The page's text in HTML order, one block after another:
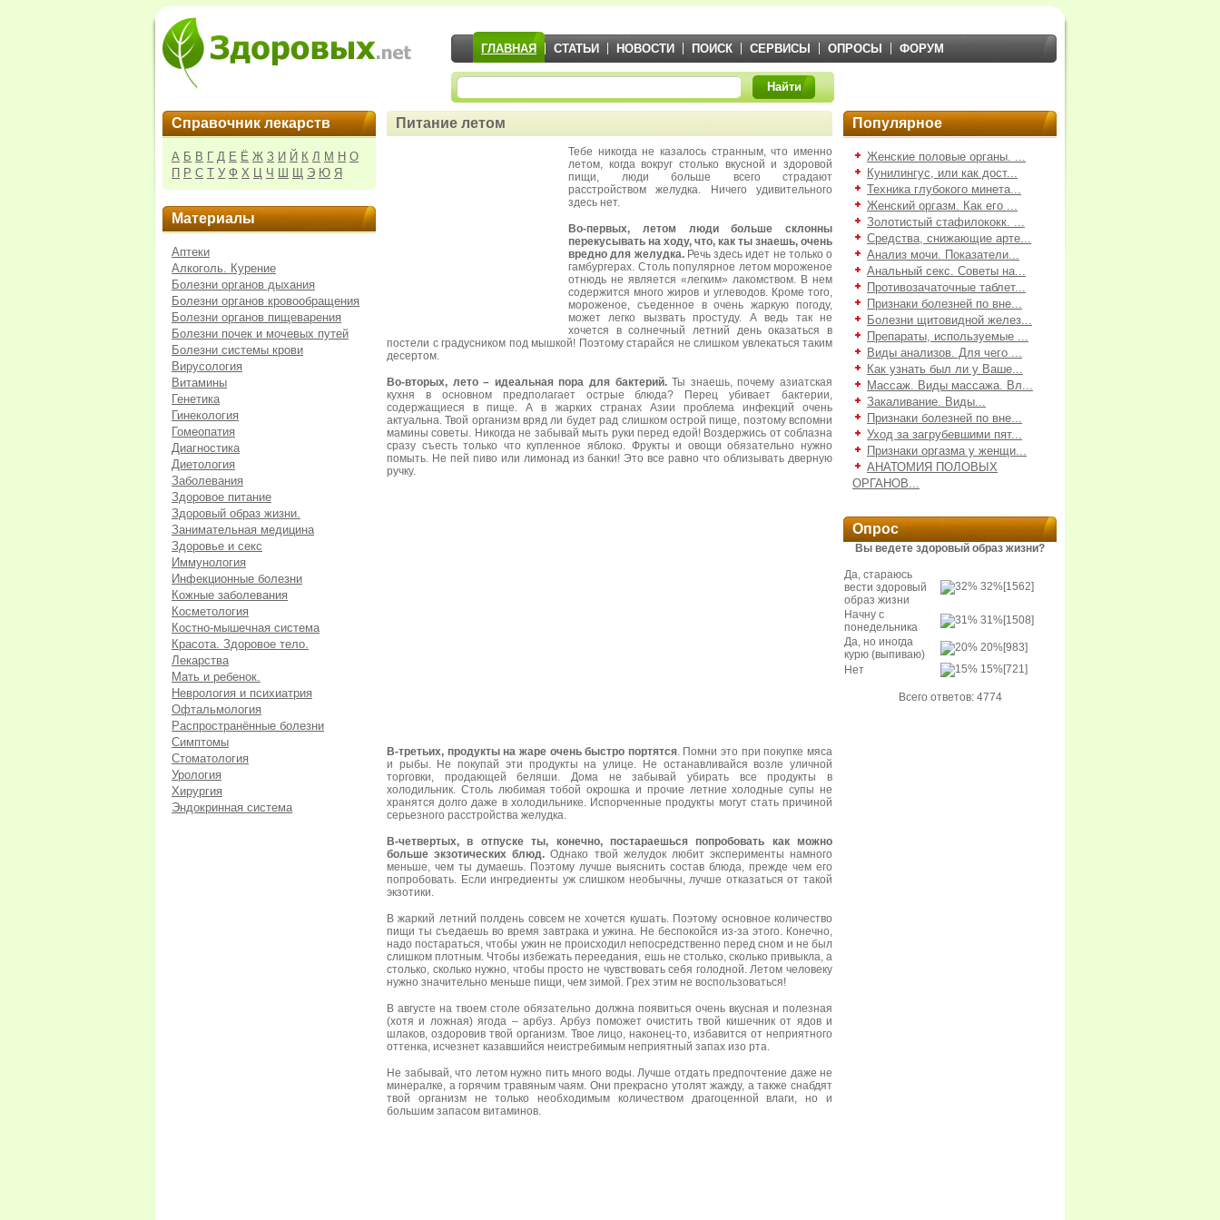
ГЛАВНАЯ СТАТЬИ НОВОСТИ ПОИСК СЕРВИСЫ ОПРОСЫ ФОРУМ
Найти
Справочник лекарств
А Б В Г Д Е Ё Ж З И Й К Л М Н О
П Р С Т У Ф Х Ц Ч Ш Щ Э Ю Я
Материалы
Аптеки
Алкоголь. Курение
Болезни органов дыхания
Болезни органов кровообращения
Болезни органов пищеварения
Болезни почек и мочевых путей
Болезни системы крови
Вирусология
Витамины
Генетика
Гинекология
Гомеопатия
Диагностика
Диетология
Заболевания
Здоровое питание
Здоровый образ жизни.
Занимательная медицина
Здоровье и секс
Иммунология
Инфекционные болезни
Кожные заболевания
Косметология
Костно-мышечная система
Красота. Здоровое тело.
Лекарства
Мать и ребенок.
Неврология и психиатрия
Офтальмология
Распространённые болезни
Симптомы
Стоматология
Урология
Хирургия
Эндокринная система
Питание летом
Тебе никогда не казалось странным, что именно
летом, когда вокруг столько вкусной и здоровой
пищи, люди больше всего страдают
расстройством желудка. Ничего удивительного
здесь нет.
Во-первых, летом люди больше склонны
перекусывать на ходу, что, как ты знаешь, очень
вредно для желудка.Речь здесь идет не только о
гамбургерах. Столь популярное летом мороженое
отнюдь не является «легким» лакомством. В нем
содержится много жиров и углеводов. Кроме того,
мороженое, съеденное в очень жаркую погоду,
может легко вызвать простуду. А ведь так не
хочется в солнечный летний день оказаться в
постели с градусником под мышкой! Поэтому старайся не слишком увлекаться таким
десертом.
Во-вторых, лето – идеальная пора для бактерий.Ты знаешь, почему азиатская
кухня в основном предполагает острые блюда? Перец убивает бактерии,
содержащиеся в пище. А в жарких странах Азии проблема инфекций очень
актуальна. Твой организм вряд ли будет рад слишком острой пище, поэтому вспомни
мамины советы. Никогда не забывай мыть руки перед едой! Воздержись от соблазна
сразу съесть только что купленное яблоко. Фрукты и овощи обязательно нужно
помыть. Не пей пиво или лимонад из банки! Это все равно что облизывать дверную
ручку.
В-третьих, продукты на жаре очень быстро портятся. Помни это при покупке мяса
и рыбы. Не покупай эти продукты на улице. Не останавливайся возле уличной
торговки, продающей беляши. Дома не забывай убирать все продукты в
холодильник. Столь любимая тобой окрошка и прочие летние холодные супы не
хранятся долго даже в холодильнике. Испорченные продукты могут стать причиной
серьезного расстройства желудка.
В-четвертых, в отпуске ты, конечно, постараешься попробовать как можно
больше экзотических блюд. Однако твой желудок любит эксперименты намного
меньше, чем ты думаешь. Поэтому лучше выяснить состав блюда, прежде чем его
попробовать. Если ингредиенты уж слишком необычны, лучше отказаться от такой
экзотики.
В жаркий летний полдень совсем не хочется кушать. Поэтому основное количество
пищи ты съедаешь во время завтрака и ужина. Не беспокойся из-за этого. Конечно,
надо постараться, чтобы ужин не происходил непосредственно перед сном и не был
слишком плотным. Чтобы избежать переедания, ешь не столько, сколько привыкла, а
столько, сколько нужно, чтобы просто не чувствовать себя голодной. Летом человеку
нужно значительно меньше пищи, чем зимой. Грех этим не воспользоваться!
В августе на твоем столе обязательно должна появиться очень вкусная и полезная
(хотя и ложная) ягода – арбуз. Арбуз поможет очистить твой кишечник от ядов и
шлаков, оздоровив твой организм. Твое лицо, наконец-то, избавится от неприятного
оттенка, исчезнет казавшийся неистребимым неприятный запах изо рта.
Не забывай, что летом нужно пить много воды. Лучше отдать предпочтение даже не
минералке, а горячим травяным чаям. Они прекрасно утолят жажду, а также снабдят
твой организм не только необходимым количеством драгоценной влаги, но и
большим запасом витаминов.
Популярное
Женские половые органы. ...
Кунилингус, или как дост...
Техника глубокого минета...
Женский оргазм. Как его ...
Золотистый стафилококк. ...
Средства, снижающие арте...
Анализ мочи. Показатели...
Анальный секс. Советы на...
Противозачаточные таблет...
Признаки болезней по вне...
Болезни щитовидной желез...
Препараты, используемые ...
Виды анализов. Для чего ...
Как узнать был ли у Ваше...
Массаж. Виды массажа. Вл...
Закаливание. Виды...
Признаки болезней по вне...
Уход за загрубевшими пят...
Признаки оргазма у женщи...
АНАТОМИЯ ПОЛОВЫХ
ОРГАНОВ...
Опрос
Вы ведете здоровый образ жизни?
Да, стараюсь
вести здоровый
образ жизни
32%[1562]
Начну с
понедельника
31%[1508]
Да, но иногда
курю (выпиваю)
20%[983]
Нет
15%[721]
Всего ответов: 4774